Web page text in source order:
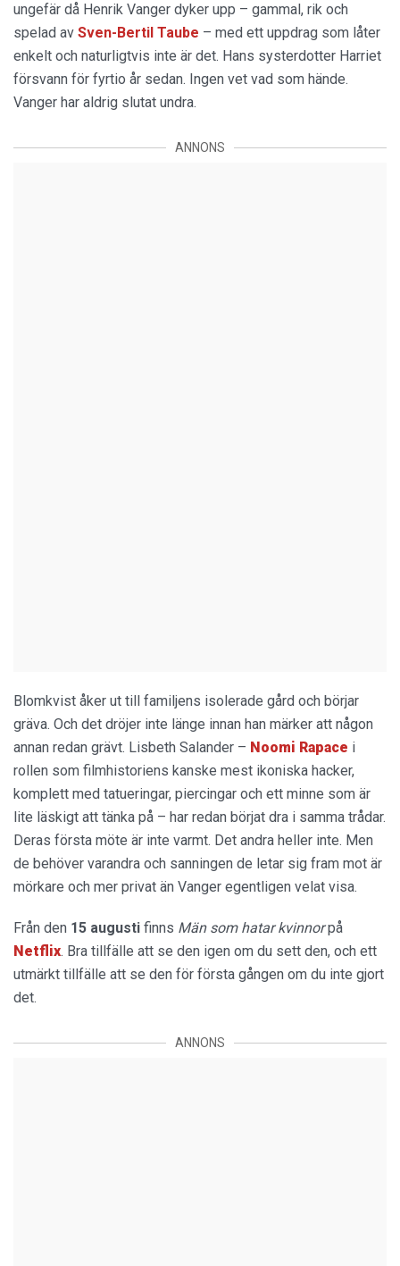
ungefär då Henrik Vanger dyker upp – gammal, rik och
spelad av Sven-Bertil Taube – med ett uppdrag som låter
enkelt och naturligtvis inte är det. Hans systerdotter Harriet
försvann för fyrtio år sedan. Ingen vet vad som hände.
Vanger har aldrig slutat undra.
ANNONS
Blomkvist åker ut till familjens isolerade gård och börjar
gräva. Och det dröjer inte länge innan han märker att någon
annan redan grävt. Lisbeth Salander – Noomi Rapace i
rollen som filmhistoriens kanske mest ikoniska hacker,
komplett med tatueringar, piercingar och ett minne som är
lite läskigt att tänka på – har redan börjat dra i samma trådar.
Deras första möte är inte varmt. Det andra heller inte. Men
de behöver varandra och sanningen de letar sig fram mot är
mörkare och mer privat än Vanger egentligen velat visa.
Från den 15 augusti finns Män som hatar kvinnorpå
Netflix. Bra tillfälle att se den igen om du sett den, och ett
utmärkt tillfälle att se den för första gången om du inte gjort
det.
ANNONS